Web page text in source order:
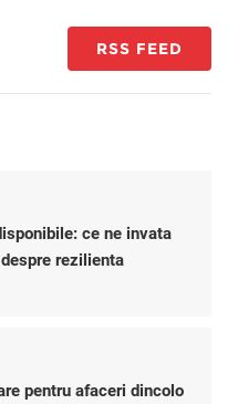
RSS FEED
ce ne invata
rezilienta
pentru afaceri dincolo